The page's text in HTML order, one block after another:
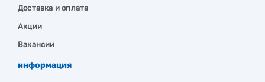
Доставка и оплата
Акции
Вакансии
информация